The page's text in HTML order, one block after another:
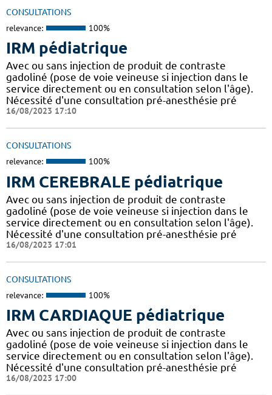
CONSULTATIONS
relevance: 100%
IRM pédiatrique
Avec ou sans injection de produit de contraste
gadoliné (pose de voie veineuse si injection dans le
service directement ou en consultation selon l'âge).
Nécessité d'une consultation pré-anesthésie pré
16/08/2023 17:10
CONSULTATIONS
relevance: 100%
IRM CEREBRALE pédiatrique
Avec ou sans injection de produit de contraste
gadoliné (pose de voie veineuse si injection dans le
service directement ou en consultation selon l'âge).
Nécessité d'une consultation pré-anesthésie pré
16/08/2023 17:01
CONSULTATIONS
relevance: 100%
IRM CARDIAQUE pédiatrique
Avec ou sans injection de produit de contraste
gadoliné (pose de voie veineuse si injection dans le
service directement ou en consultation selon l'âge).
Nécessité d'une consultation pré-anesthésie pré
16/08/2023 17:00